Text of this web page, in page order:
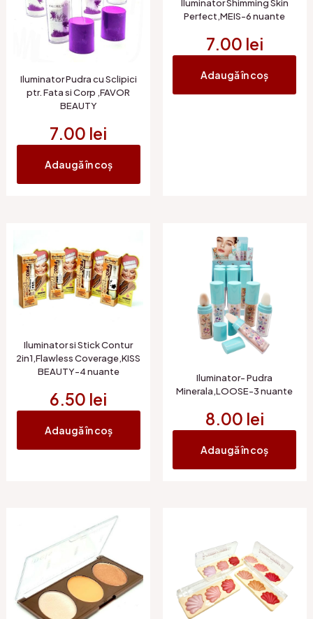
Iluminator Pudra cu Sclipici
ptr. Fata si Corp ,FAVOR
BEAUTY
7.00 lei
Adaugă în coș
Iluminator Shimming Skin
Perfect,MEIS-6 nuante
7.00 lei
Adaugă în coș
Iluminator si Stick Contur
2in1,Flawless Coverage,KISS
BEAUTY-4 nuante
6.50 lei
Adaugă în coș
Iluminator- Pudra
Minerala,LOOSE-3 nuante
8.00 lei
Adaugă în coș